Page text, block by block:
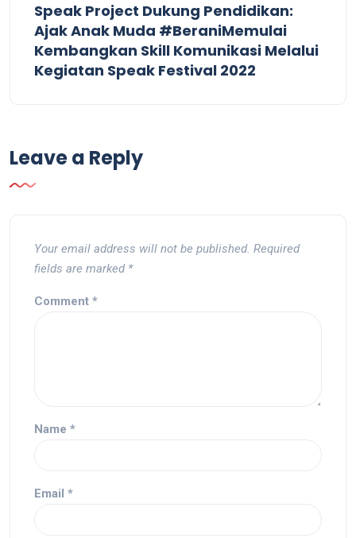
Speak Project Dukung Pendidikan:
Ajak Anak Muda #BeraniMemulai
Kembangkan Skill Komunikasi Melalui
Kegiatan Speak Festival 2022
Leave a Reply
Your email address will not be published. Required
fields are marked *
Comment *
Name *
Email *